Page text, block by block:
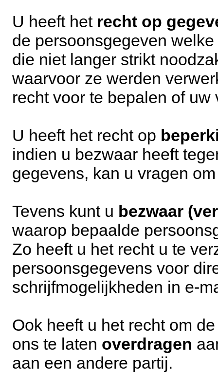
U heeft het recht op
de persoonsgegeven
die niet langer strikt
waarvoor ze werden
recht voor te bepalen of
U heeft het recht op
indien u bezwaar heeft
gegevens, kan u vragen
Tevens kunt u bezwaar
waarop bepaalde
Zo heeft u het recht u te
persoonsgegevens voor
schrijfmogelijkheden in e-
Ook heeft u het recht om
ons te laten overdragen
aan een andere partij.